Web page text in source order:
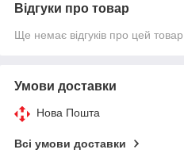
Відгуки про товар
Ще немає відгуків про цей товар
Умови доставки
Нова Пошта
Всі умови доставки